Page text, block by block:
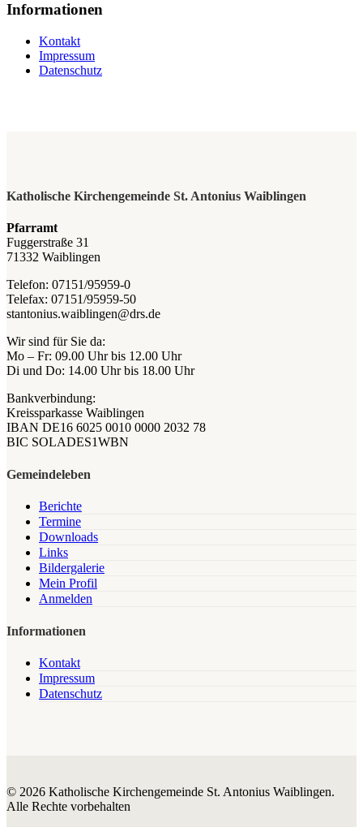
Informationen
Kontakt
Impressum
Datenschutz
Katholische Kirchengemeinde St. Antonius Waiblingen
Pfarramt
Fuggerstraße 31
71332 Waiblingen
Telefon: 07151/95959-0
Telefax: 07151/95959-50
stantonius.waiblingen@drs.de
Wir sind für Sie da:
Mo – Fr: 09.00 Uhr bis 12.00 Uhr
Di und Do: 14.00 Uhr bis 18.00 Uhr
Bankverbindung:
Kreissparkasse Waiblingen
IBAN DE16 6025 0010 0000 2032 78
BIC SOLADES1WBN
Gemeindeleben
Berichte
Termine
Downloads
Links
Bildergalerie
Mein Profil
Anmelden
Informationen
Kontakt
Impressum
Datenschutz
© 2026 Katholische Kirchengemeinde St. Antonius Waiblingen.
Alle Rechte vorbehalten